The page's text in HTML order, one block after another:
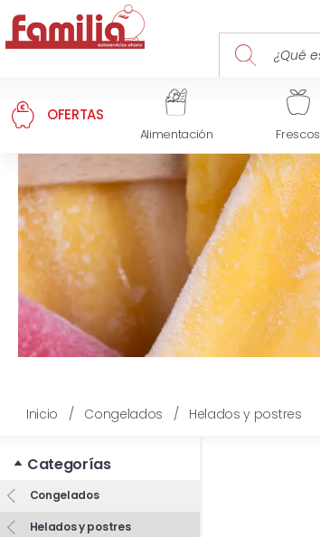
OFERTAS
Alimentación Frescos
Inicio / Congelados / Helados y postres
Categorías
Congelados
Helados y postres